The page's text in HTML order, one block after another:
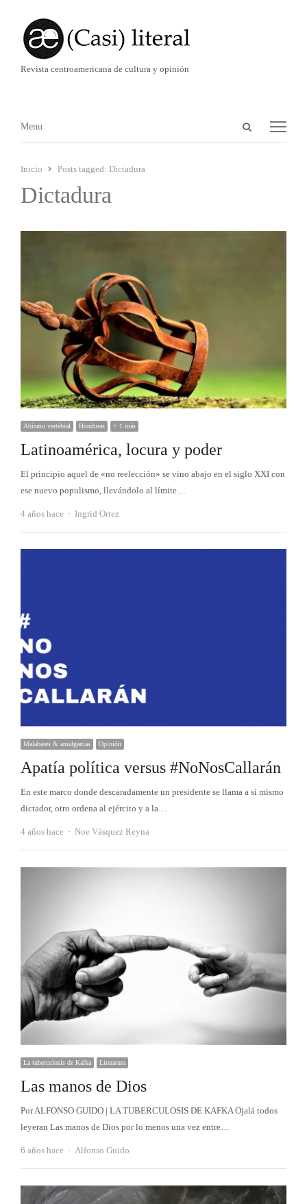
Revista centroamericana de cultura y opinión
Abrir
Menú
Menu
Inicio Posts tagged: Dictadura
Dictadura
Abismo vertebral Honduras + 1 más
Latinoamérica, locura y poder
El principio aquel de «no reelección» se vino abajo en el siglo XXI con
ese nuevo populismo, llevándolo al límite…
4 años hace Autor
Ingrid Ortez
Malabares & amalgamas Opinión
Apatía política versus #NoNosCallarán
En este marco donde descaradamente un presidente se llama a sí mismo
dictador, otro ordena al ejército y a la…
4 años hace Autor
Noe Vásquez Reyna
La tuberculosis de Kafka Literatura
Las manos de Dios
Por ALFONSO GUIDO | LA TUBERCULOSIS DE KAFKA Ojalá todos
leyeran Las manos de Dios por lo menos una vez entre…
6 años hace Autor
Alfonso Guido